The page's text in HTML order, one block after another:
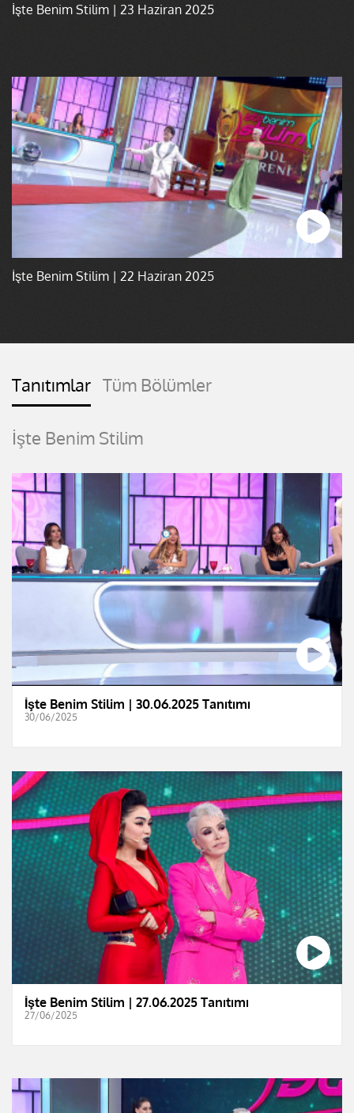
İşte Benim Stilim | 23 Haziran 2025
İşte Benim Stilim | 22 Haziran 2025
Tanıtımlar Tüm Bölümler
İşte Benim Stilim
İşte Benim Stilim | 30.06.2025 Tanıtımı
30/06/2025
İşte Benim Stilim | 27.06.2025 Tanıtımı
27/06/2025